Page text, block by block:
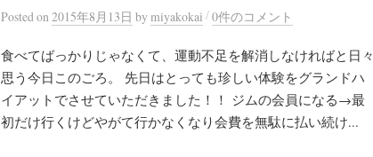
Posted on 2015年8月13日 by miyakokai /0件のコメント
食べてばっかりじゃなくて、運動不足を解消しなければと日々
思う今日このごろ。 先日はとっても珍しい体験をグランドハ
イアットでさせていただきました！！ ジムの会員になる→最
初だけ行くけどやがて行かなくなり会費を無駄に払い続け...